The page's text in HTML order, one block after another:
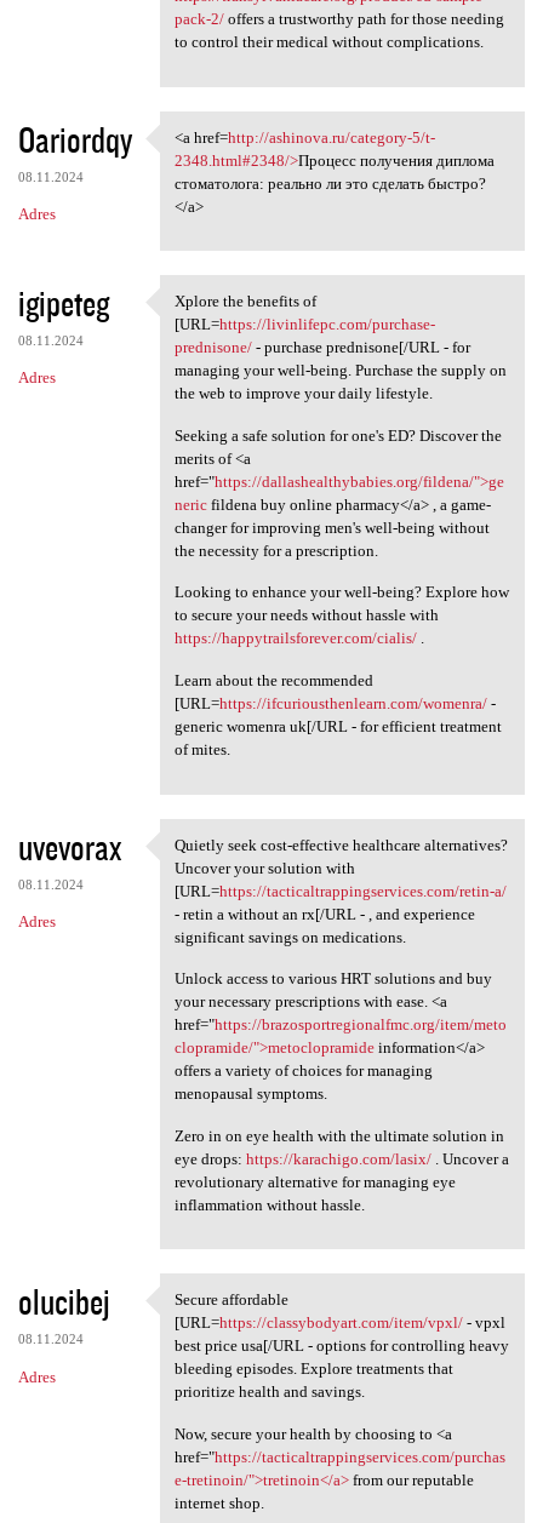
pack-2/offers a trustworthy path for those needing
to control their medical without complications.
Oariordqy
08.11.2024
Adres
<a href=http://ashinova.ru
<a href=http://ashinova.ru/category-5/t-
2348.html#2348/>Процесс получения диплома
стоматолога: реально ли это сделать быстро?
</a>
igipeteg
08.11.2024
Adres
Xplore the benefits of [URL
Xplore the benefits of
[URL=https://livinlifepc.com/purchase-
prednisone/- purchase prednisone[/URL - for
managing your well-being. Purchase the supply on
the web to improve your daily lifestyle.
Seeking a safe solution for one's ED? Discover the
merits of <a
href="https://dallashealthybabies.org/fildena/">ge
nericfildena buy online pharmacy</a> , a game-
changer for improving men's well-being without
the necessity for a prescription.
Looking to enhance your well-being? Explore how
to secure your needs without hassle with
https://happytrailsforever.com/cialis/.
Learn about the recommended
[URL=https://ifcuriousthenlearn.com/womenra/-
generic womenra uk[/URL - for efficient treatment
of mites.
uvevorax
08.11.2024
Adres
Quietly seek cost-effective
Quietly seek cost-effective healthcare alternatives?
Uncover your solution with
[URL=https://tacticaltrappingservices.com/retin-a/
- retin a without an rx[/URL - , and experience
significant savings on medications.
Unlock access to various HRT solutions and buy
your necessary prescriptions with ease. <a
href="https://brazosportregionalfmc.org/item/meto
clopramide/">metoclopramideinformation</a>
offers a variety of choices for managing
menopausal symptoms.
Zero in on eye health with the ultimate solution in
eye drops: https://karachigo.com/lasix/. Uncover a
revolutionary alternative for managing eye
inflammation without hassle.
olucibej
08.11.2024
Adres
Secure affordable [URL=https:
Secure affordable
[URL=https://classybodyart.com/item/vpxl/- vpxl
best price usa[/URL - options for controlling heavy
bleeding episodes. Explore treatments that
prioritize health and savings.
Now, secure your health by choosing to <a
href="https://tacticaltrappingservices.com/purchas
e-tretinoin/">tretinoin</a>from our reputable
internet shop.